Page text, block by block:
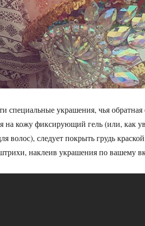
специальные украшения, чья
на кожу фиксирующий гель (или, как
волос), следует покрыть грудь
наклеив украшения по вашему